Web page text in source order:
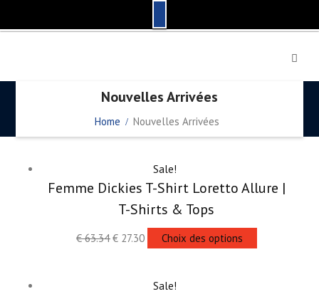
c
Nouvelles Arrivées
Home Nouvelles Arrivées
Sale!
Femme Dickies T-Shirt Loretto Allure |
T-Shirts & Tops
€63.34 €27.30 Choix des options
Sale!